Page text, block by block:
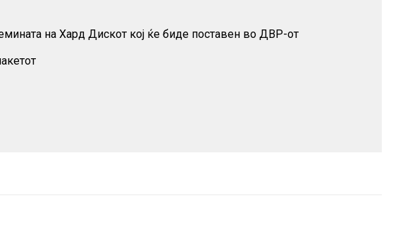
на Хард Дискот кој ќе биде поставен во ДВР-от